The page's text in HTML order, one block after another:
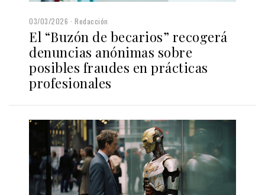
03/03/2026 Redacción
El “Buzón de becarios” recogerá
denuncias anónimas sobre
posibles fraudes en prácticas
profesionales